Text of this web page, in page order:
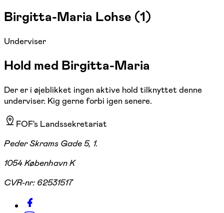
Birgitta-Maria Lohse (1)
Underviser
Hold med Birgitta-Maria
Der er i øjeblikket ingen aktive hold tilknyttet denne
underviser. Kig gerne forbi igen senere.
FOF's Landssekretariat
Peder Skrams Gade 5, 1.
1054 København K
CVR-nr: 62531517